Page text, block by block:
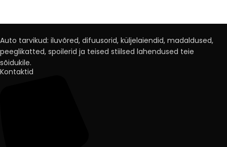
Auto tarvikud: iluvõred, difuusorid, küljelaiendid, madaldused,
peeglikatted, spoilerid ja teised stiilsed lahendused teie
sõidukile.
Kontaktid